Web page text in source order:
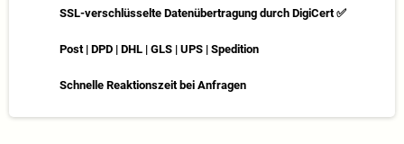
SSL-verschlüsselte Datenübertragung durch DigiCert ✅
Post | DPD | DHL | GLS | UPS | Spedition
Schnelle Reaktionszeit bei Anfragen